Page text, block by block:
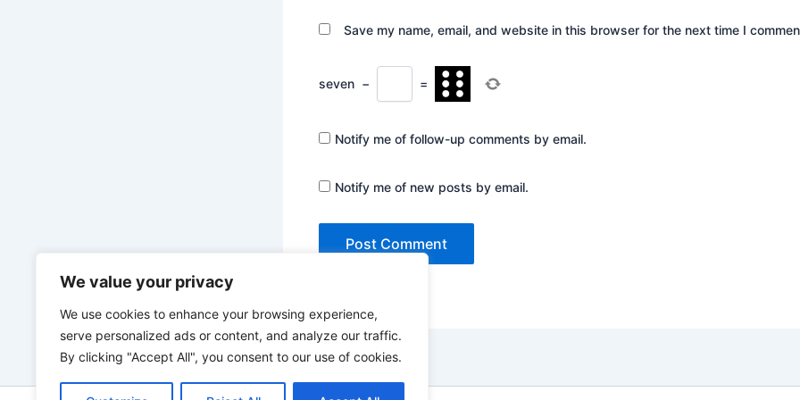
We value your privacy
We use cookies to enhance your browsing experience,
serve personalized ads or content, and analyze our traffic.
By clicking "Accept All", you consent to our use of cookies.
Save my name, email, and website in this browser for the next time I
seven − =
Notify me of follow-up comments by email.
Notify me of new posts by email.